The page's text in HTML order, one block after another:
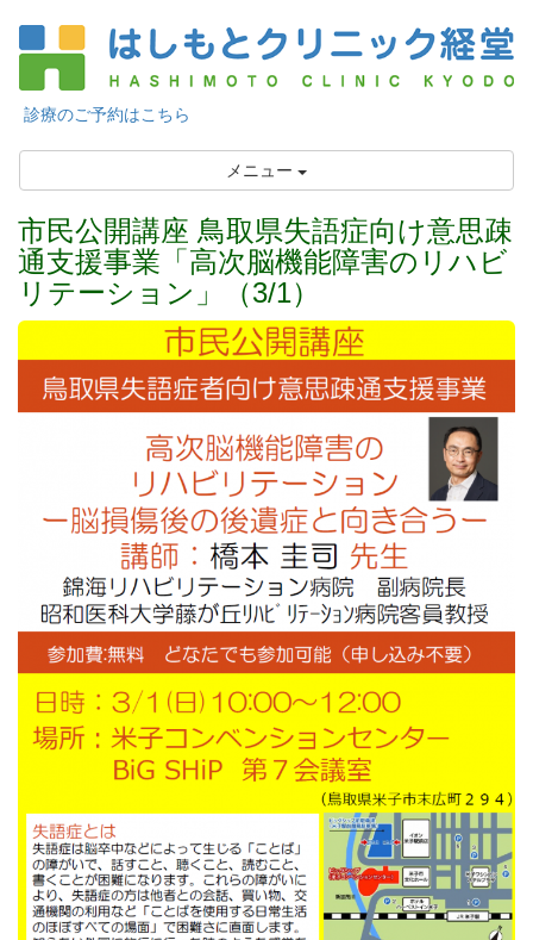
診療のご予約はこちら
メニュー
市民公開講座 鳥取県失語症向け意思疎
通支援事業「高次脳機能障害のリハビ
リテーション」（3/1）